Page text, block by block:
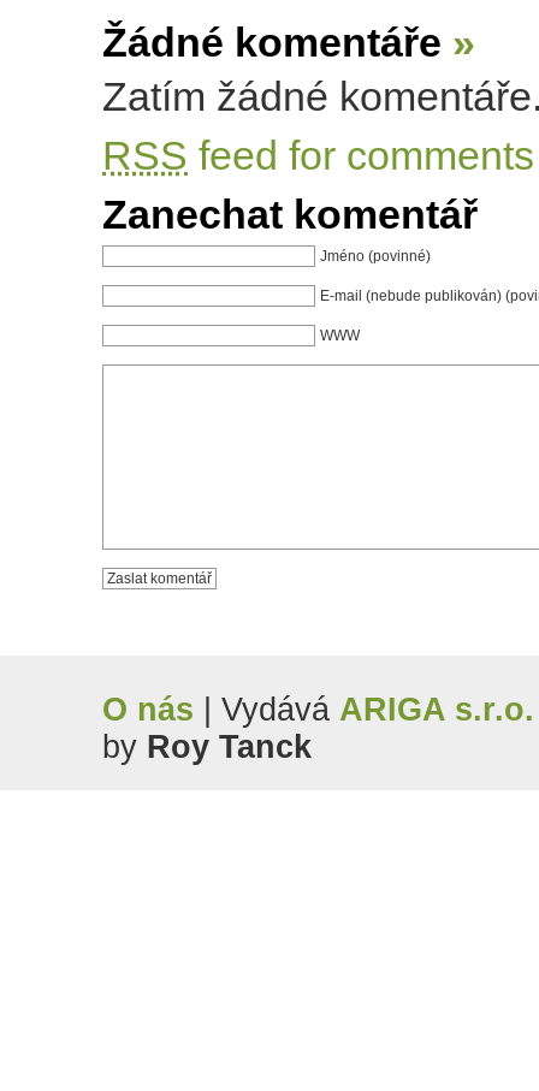
Žádné komentáře »
Zatím žádné
RSS feed for
Zanechat komentář
Jméno (povinné)
E-mail (nebude publikován)
WWW
O nás | Vydává ARIGA s.r.o.
by Roy Tanck